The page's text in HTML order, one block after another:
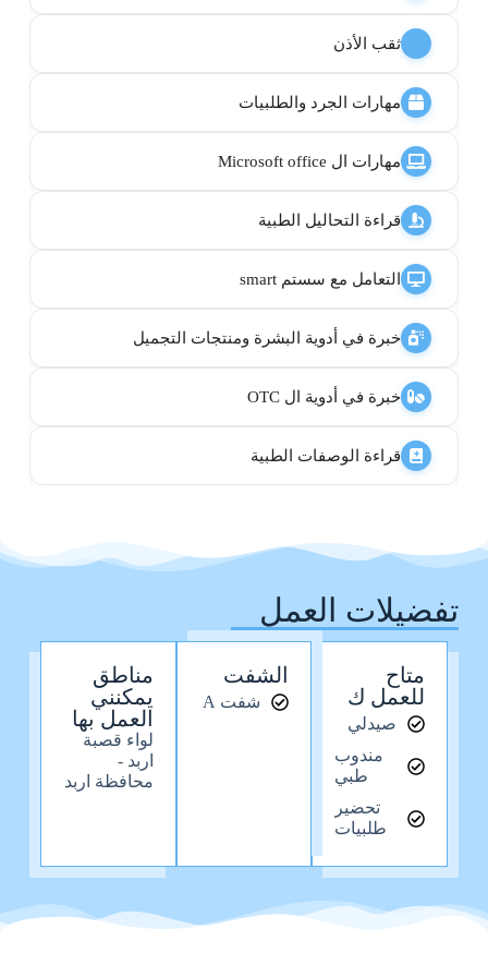
ثقب الأذن
مهارات الجرد والطلبيات
مهارات ال Microsoft office
قراءة التحاليل الطبية
التعامل مع سستم smart
خبرة في أدوية البشرة ومنتجات التجميل
خبرة في أدوية ال OTC
قراءة الوصفات الطبية
تفضيلات العمل
متاح
للعمل ك
صيدلي
مندوب
طبي
تحضير
طلبيات
الشفت
شفت A
مناطق
يمكنني
العمل بها
لواء قصبة
اربد -
محافظة اربد